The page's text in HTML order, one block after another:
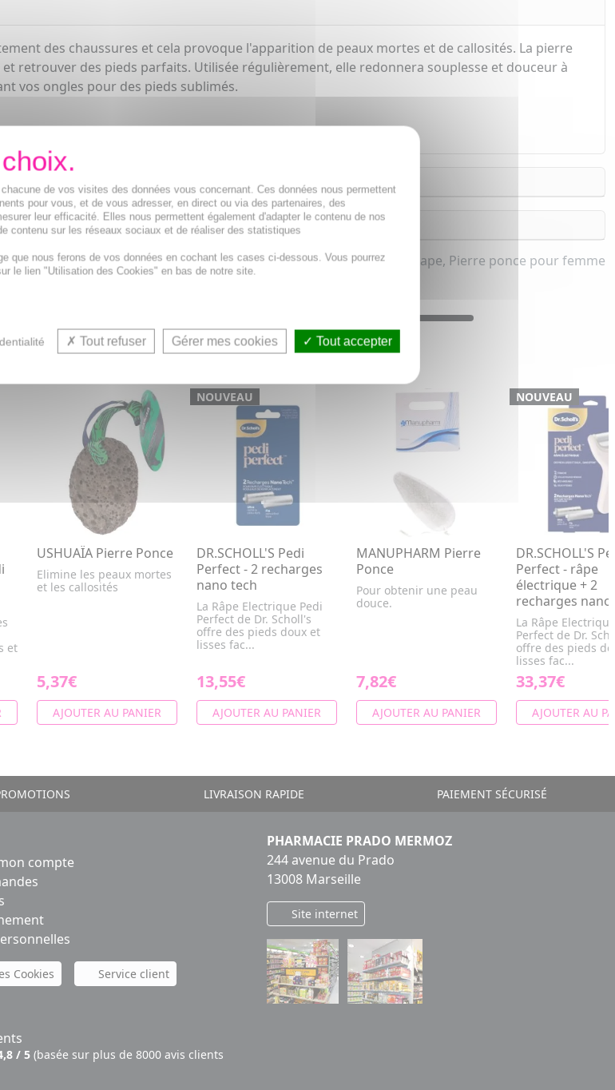
des chaussures et cela provoque l'apparition de peaux mortes et de callosités. La pierre
retrouver des pieds parfaits. Utilisée régulièrement, elle redonnera souplesse et douceur à
vos ongles pour des pieds sublimés.
Rape, Pierre ponce pour femme
AIMEREZ AUSSI...
et
USHUAÏA Pierre Ponce
Elimine les peaux mortes
et les callosités
5,37€
AJOUTER AU PANIER
NOUVEAU
DR.SCHOLL'S Pedi
Perfect - 2 recharges
nano tech
La Râpe Electrique Pedi
Perfect de Dr. Scholl's
offre des pieds doux et
lisses fac...
13,55€
AJOUTER AU PANIER
MANUPHARM Pierre
Ponce
Pour obtenir une peau
douce.
7,82€
AJOUTER AU PANIER
NOUVEAU
DR.SCHOLL'S
Perfect - râpe
électrique + 2
recharges
La Râpe
Perfect de Dr.
offre des pieds
lisses fac...
33,37€
AJOUTER AU
LIVRAISON RAPIDE PAIEMENT SÉCURISÉ
compte
Cookies Service client
/ 5 (basée sur plus de 8000 avis clients
PHARMACIE PRADO MERMOZ
244 avenue du Prado
13008 Marseille
Site internet
de vos visites des données vous concernant. Ces données nous permettent
pour vous, et de vous adresser, en direct ou via des partenaires, des
leur efficacité. Elles nous permettent également d'adapter le contenu de nos
contenu sur les réseaux sociaux et de réaliser des statistiques
que nous ferons de vos données en cochant les cases ci-dessous. Vous pourrez
le lien "Utilisation des Cookies" en bas de notre site.
Tout refuser Gérer mes cookies Tout accepter